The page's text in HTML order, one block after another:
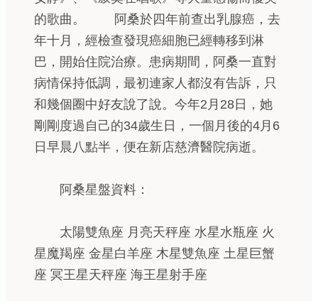
的歌曲。 阿桑於四年前查出乳腺癌，去
年十月，經檢查發現癌細胞已經轉移到淋
巴，開始住院治療。患病期間，阿桑一直對
病情保持低調，最初連家人都沒有告訴，只
和幾個圈中好友說了說。今年2月28日，她
剛剛度過自己的34歲生日，一個月後的4月6
日早晨八點半，便在新店慈濟醫院病逝。
阿桑星盤資料：
太陽雙魚座 月亮天秤座 水星水瓶座 火
星魔羯座 金星白羊座 木星雙魚座 土星巨蟹
座 冥王星天秤座 海王星射手座